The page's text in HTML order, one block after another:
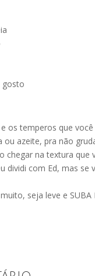
gosto
os temperos que
ou azeite, pra não
chegar na textura que
dividi com Ed, mas
seja leve e